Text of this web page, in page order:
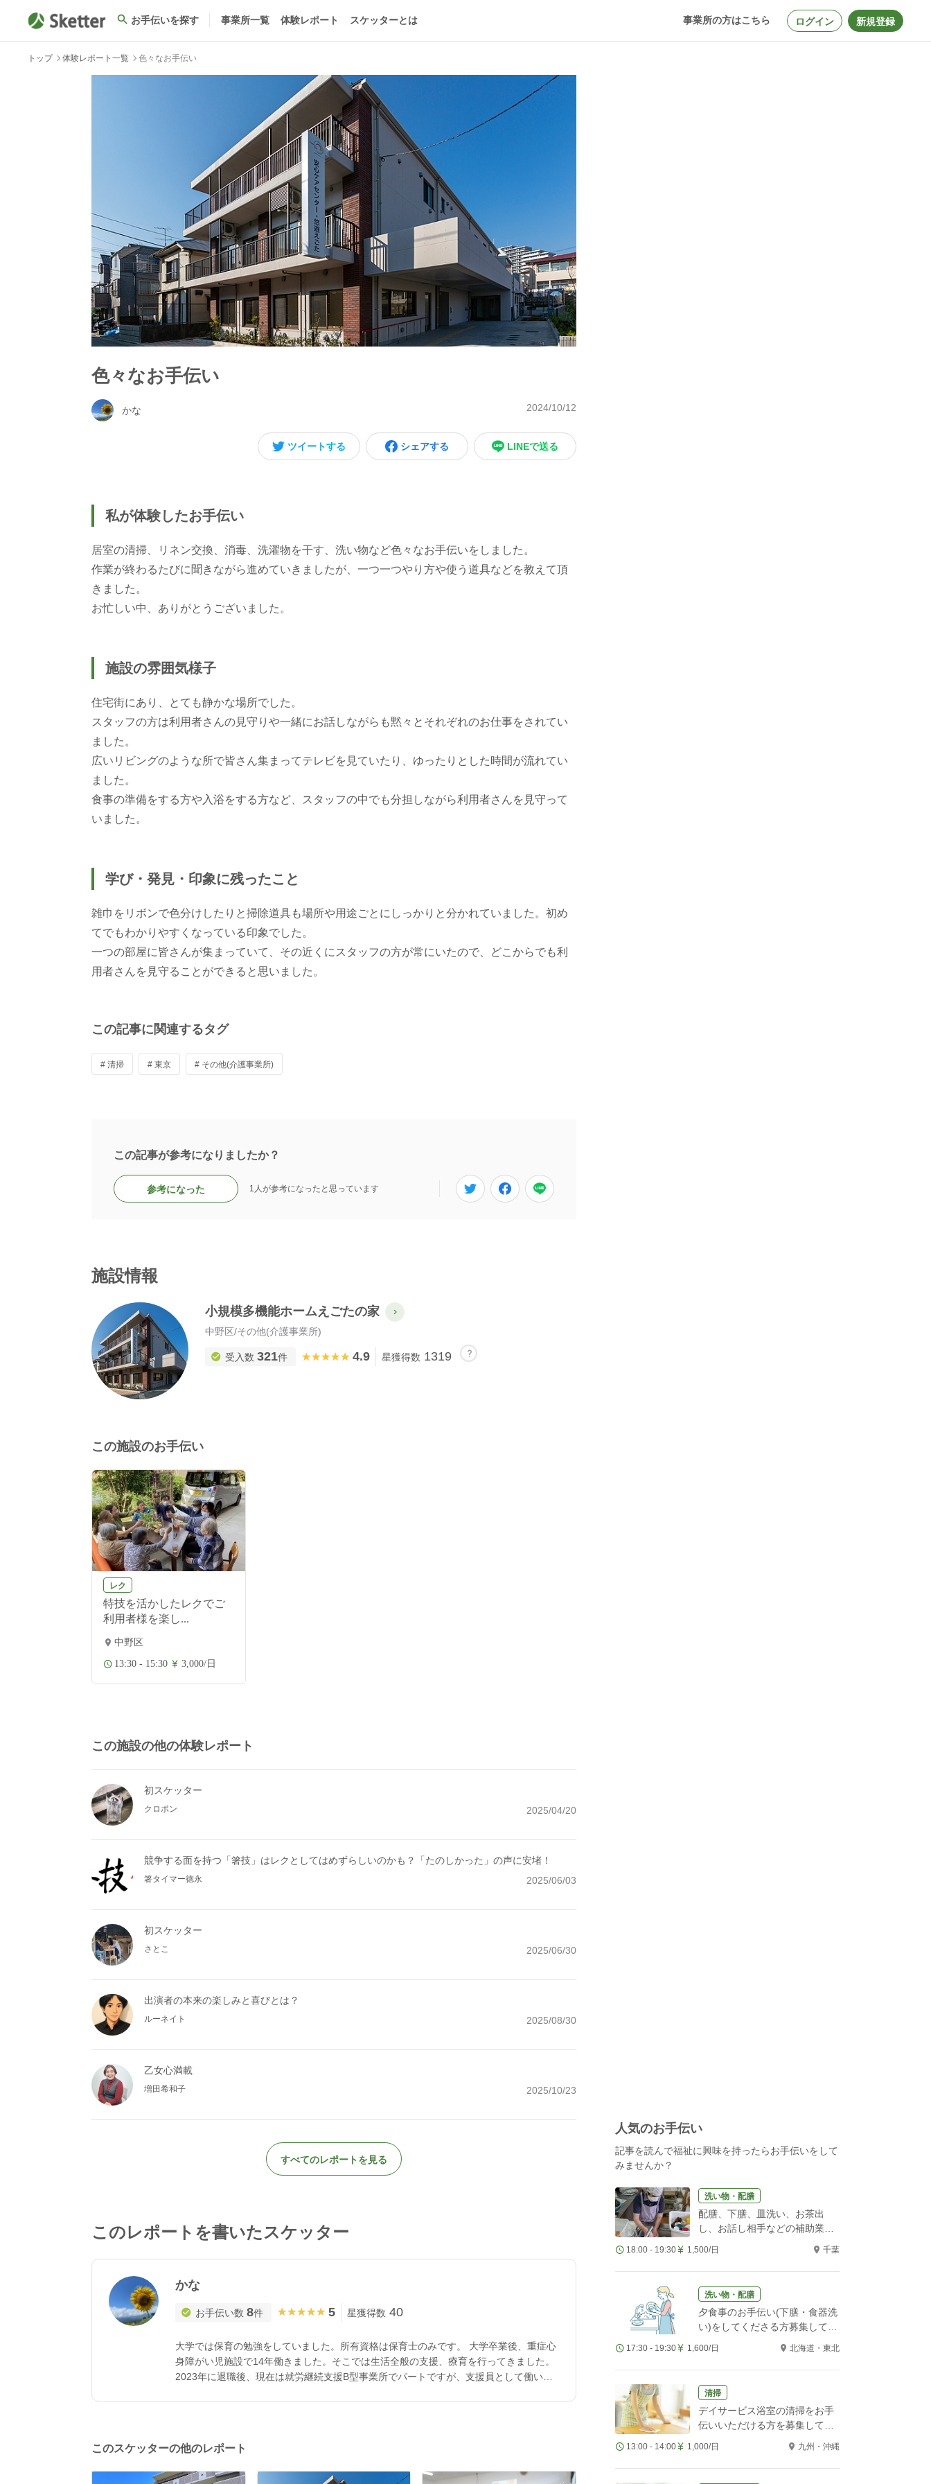
お手伝いを探す 事業所一覧 体験レポート スケッターとは 事業所の方はこちら ログイン 新規登録
トップ 体験レポート一覧 色々なお手伝い
色々なお手伝い
かな 2024/10/12
ツイートする シェアする LINEで送る
私が体験したお手伝い
居室の清掃、リネン交換、消毒、洗濯物を干す、洗い物など色々なお手伝いをしました。
作業が終わるたびに聞きながら進めていきましたが、一つ一つやり方や使う道具などを教えて頂
きました。
お忙しい中、ありがとうございました。
施設の雰囲気様子
住宅街にあり、とても静かな場所でした。
スタッフの方は利用者さんの見守りや一緒にお話しながらも黙々とそれぞれのお仕事をされてい
ました。
広いリビングのような所で皆さん集まってテレビを見ていたり、ゆったりとした時間が流れてい
ました。
食事の準備をする方や入浴をする方など、スタッフの中でも分担しながら利用者さんを見守って
いました。
学び・発見・印象に残ったこと
雑巾をリボンで色分けしたりと掃除道具も場所や用途ごとにしっかりと分かれていました。初め
てでもわかりやすくなっている印象でした。
一つの部屋に皆さんが集まっていて、その近くにスタッフの方が常にいたので、どこからでも利
用者さんを見守ることができると思いました。
この記事に関連するタグ
# 清掃 # 東京 # その他(介護事業所)
この記事が参考になりましたか？
参考になった 1人が参考になったと思っています
施設情報
小規模多機能ホームえごたの家
中野区/その他(介護事業所)
受入数 321件 ★★★★★
★★★★★ 4.9 星獲得数 1319
この施設のお手伝い
レク
特技を活かしたレクでご
利用者様を楽し...
中野区
13:30 - 15:30 3,000/日
この施設の他の体験レポート
初スケッター
クロポン 2025/04/20
競争する面を持つ「箸技」はレクとしてはめずらしいのかも？「たのしかった」の声に安堵！
箸タイマー徳永 2025/06/03
初スケッター
さとこ 2025/06/30
出演者の本来の楽しみと喜びとは？
ルーネイト 2025/08/30
乙女心満載
増田希和子 2025/10/23
すべてのレポートを見る
このレポートを書いたスケッター
かな
お手伝い数 8件 ★★★★★
★★★★★ 5 星獲得数 40
大学では保育の勉強をしていました。所有資格は保育士のみです。 大学卒業後、重症心
身障がい児施設で14年働きました。そこでは生活全般の支援、療育を行ってきました。
2023年に退職後、現在は就労継続支援B型事業所でパートですが、支援員として働いて
このスケッターの他のレポート
人気のお手伝い
記事を読んで福祉に興味を持ったらお手伝いをして
みませんか？
洗い物・配膳
配膳、下膳、皿洗い、お茶出
し、お話し相手などの補助業務
18:00 - 19:30 1,500/日 千葉
洗い物・配膳
夕食事のお手伝い(下膳・食器洗
い)をしてくださる方募集してい
17:30 - 19:30 1,600/日 北海道・東北
清掃
デイサービス浴室の清掃をお手
伝いいただける方を募集してい
13:00 - 14:00 1,000/日 九州・沖縄